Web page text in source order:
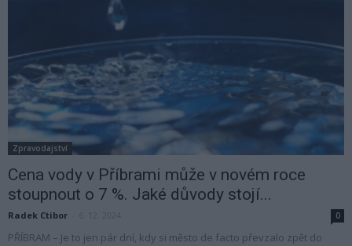
Zpravodajství
Cena vody v Příbrami může v novém roce
stoupnout o 7 %. Jaké důvody stojí...
Radek Ctibor 0
PŘÍBRAM – Je to jen pár dní, kdy si město de facto převzalo zpět do